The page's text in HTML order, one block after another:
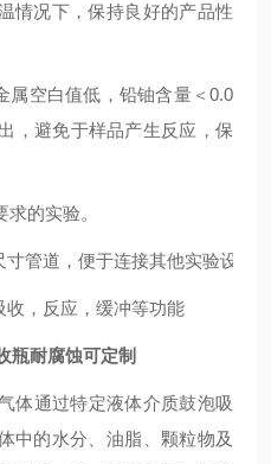
情况下，保持良好的产品性
属空白值低，铅铀含量＜0.0
，避免于样品产生反应，保
的实验。
寸管道，便于连接其他实验设
收，反应，缓冲等功能
瓶耐腐蚀可定制
体通过特定液体介质鼓泡吸
中的水分、油脂、颗粒物及